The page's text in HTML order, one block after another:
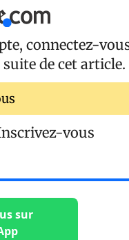
connectez-
de cet article.
vous
sur